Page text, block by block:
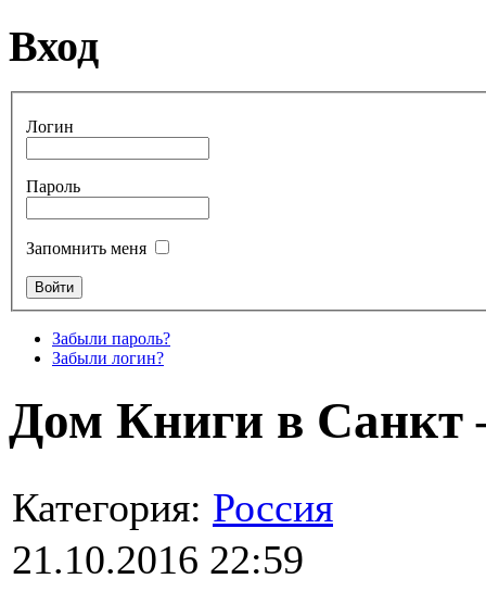
Вход
Логин
Пароль
Запомнить меня
Забыли пароль?
Забыли логин?
Дом Книги в Санкт
Категория: Россия
21.10.2016 22:59